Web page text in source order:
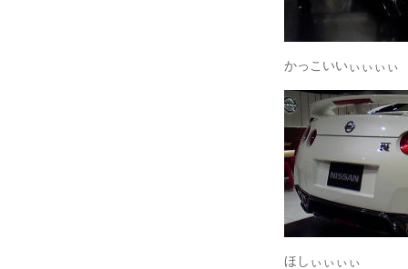
かっこいいぃぃぃぃ
ほしぃぃぃぃ